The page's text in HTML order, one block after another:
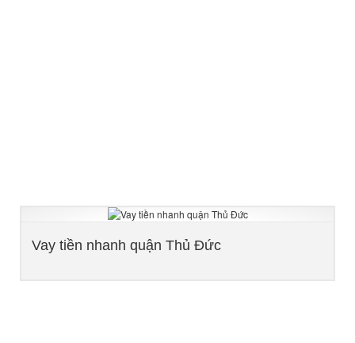
Vay tiền nhanh quận Thủ Đức